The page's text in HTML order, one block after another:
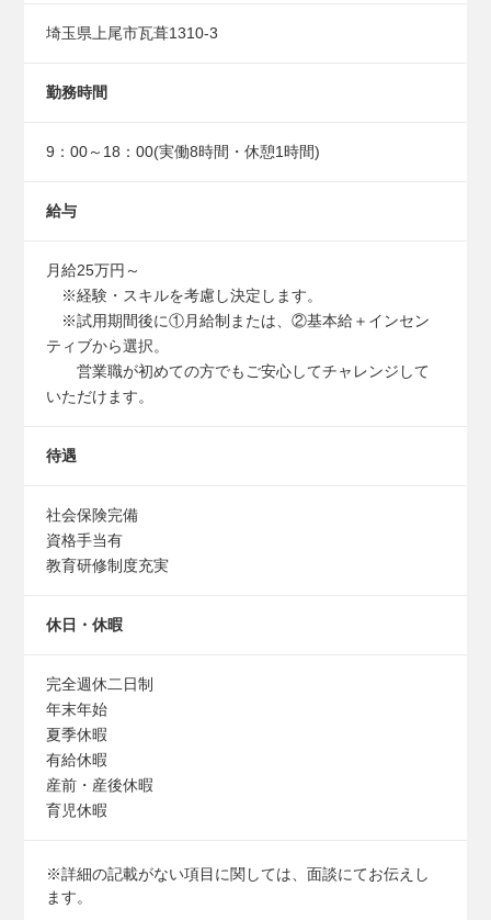
埼玉県上尾市瓦葺1310-3
勤務時間
9：00～18：00(実働8時間・休憩1時間)
給与
月給25万円～
※経験・スキルを考慮し決定します。
※試用期間後に①月給制または、②基本給＋インセン
ティブから選択。
営業職が初めての方でもご安心してチャレンジして
いただけます。
待遇
社会保険完備
資格手当有
教育研修制度充実
休日・休暇
完全週休二日制
年末年始
夏季休暇
有給休暇
産前・産後休暇
育児休暇
※詳細の記載がない項目に関しては、面談にてお伝えし
ます。